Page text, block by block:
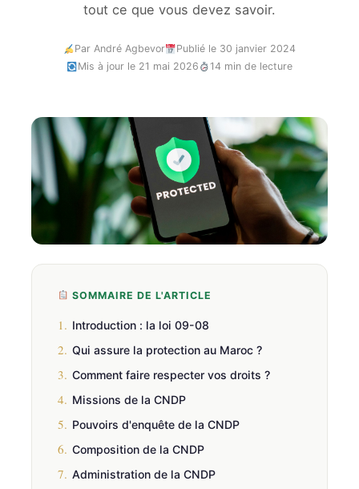
tout ce que vous devez savoir.
Par André Agbevor
Publié le 30 janvier 2024
Mis à jour le 21 mai 2026
14 min de lecture
SOMMAIRE DE L'ARTICLE
1. Introduction : la loi 09-08
2. Qui assure la protection au Maroc ?
3. Comment faire respecter vos droits ?
4. Missions de la CNDP
5. Pouvoirs d'enquête de la CNDP
6. Composition de la CNDP
7. Administration de la CNDP